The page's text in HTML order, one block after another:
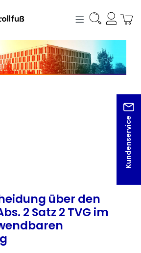
Kundenservice
über den
2 Satz 2 TVG im